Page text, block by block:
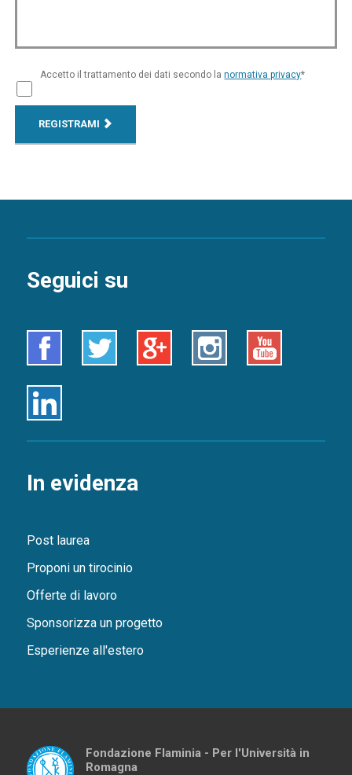
Accetto il trattamento dei dati secondo lanormativa privacy*
REGISTRAMI
Seguici su
Facebook Twitter Google+ Instagram Youtube
Linkedin
In evidenza
Post laurea
Proponi un tirocinio
Offerte di lavoro
Sponsorizza un progetto
Esperienze all'estero
Fondazione Flaminia - Per l'Università in
Romagna